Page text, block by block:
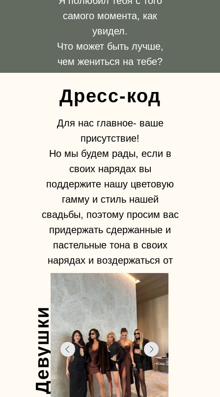
самого момента, как
увидел.
Что может быть лучше,
чем жениться на тебе?
Дресс-код
Для нас главное- ваше
присутствие!
Но мы будем рады, если в
своих нарядах вы
поддержите нашу цветовую
гамму и стиль нашей
свадьбы, поэтому просим вас
придержать сдержанные и
пастельные тона в своих
нарядах и воздержаться от
ярких оттенков.
Девушки